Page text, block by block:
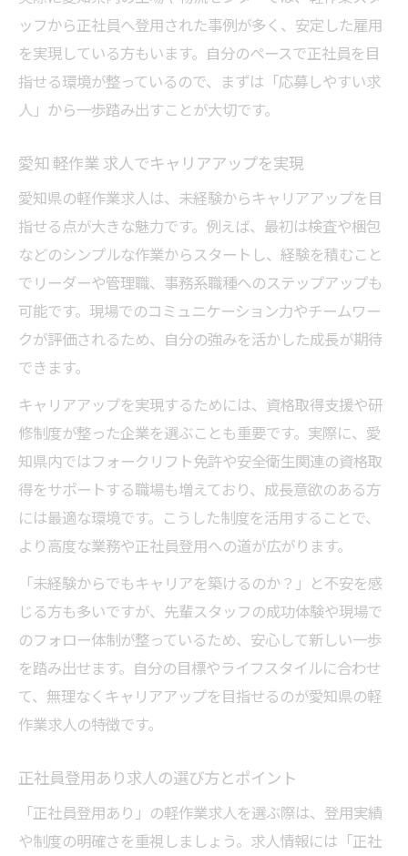
ッフから正社員へ登用された事例が多く、安定した雇用
を実現している方もいます。自分のペースで正社員を目
指せる環境が整っているので、まずは「応募しやすい求
人」から一歩踏み出すことが大切です。
愛知 軽作業 求人でキャリアアップを実現
愛知県の軽作業求人は、未経験からキャリアアップを目
指せる点が大きな魅力です。例えば、最初は検査や梱包
などのシンプルな作業からスタートし、経験を積むこと
でリーダーや管理職、事務系職種へのステップアップも
可能です。現場でのコミュニケーション力やチームワー
クが評価されるため、自分の強みを活かした成長が期待
できます。
キャリアアップを実現するためには、資格取得支援や研
修制度が整った企業を選ぶことも重要です。実際に、愛
知県内ではフォークリフト免許や安全衛生関連の資格取
得をサポートする職場も増えており、成長意欲のある方
には最適な環境です。こうした制度を活用することで、
より高度な業務や正社員登用への道が広がります。
「未経験からでもキャリアを築けるのか？」と不安を感
じる方も多いですが、先輩スタッフの成功体験や現場で
のフォロー体制が整っているため、安心して新しい一歩
を踏み出せます。自分の目標やライフスタイルに合わせ
て、無理なくキャリアアップを目指せるのが愛知県の軽
作業求人の特徴です。
正社員登用あり求人の選び方とポイント
「正社員登用あり」の軽作業求人を選ぶ際は、登用実績
や制度の明確さを重視しましょう。求人情報には「正社